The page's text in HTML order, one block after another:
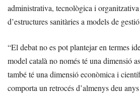
administrativa, tecnològica i organitzativa
d’estructures sanitàries a models de
“El debat no es pot plantejar en termes
model català no només té una dimensió
també té una dimensió econòmica i
comporta un retrocés d’almenys deu